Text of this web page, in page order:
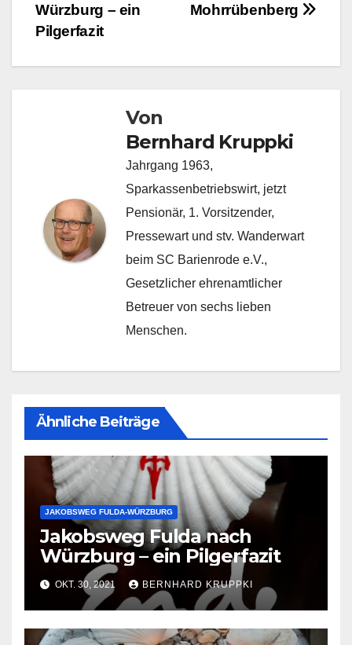
Mohrrübenberg
Würzburg – ein
Pilgerfazit
Von
Bernhard Kruppki
Jahrgang 1963,
Sparkassenbetriebswirt, jetzt
Pensionär, 1. Vorsitzender,
Pressewart und stv. Wanderwart
beim SC Barienrode e.V.,
Gesetzlicher ehrenamtlicher
Betreuer von sechs lieben
Menschen.
Ähnliche Beiträge
JAKOBSWEG FULDA-WÜRZBURG
Jakobsweg Fulda nach
Würzburg – ein Pilgerfazit
OKT. 30, 2021 BERNHARD KRUPPKI